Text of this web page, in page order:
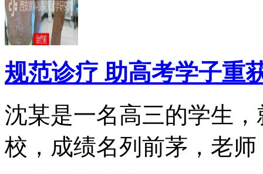
规范诊疗 助高考学子重
沈某是一名高三的学生
校，成绩名列前茅，老师